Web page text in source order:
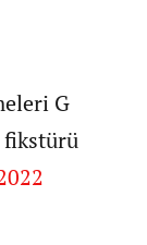
G
fikstürü